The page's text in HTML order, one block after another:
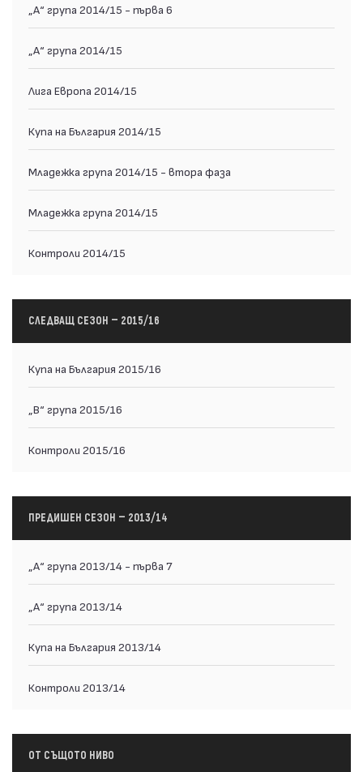
„А“ група 2014/15 - първа 6
„А“ група 2014/15
Лига Европа 2014/15
Купа на България 2014/15
Младежка група 2014/15 - втора фаза
Младежка група 2014/15
Контроли 2014/15
СЛЕДВАЩ СЕЗОН — 2015/16
Купа на България 2015/16
„В“ група 2015/16
Контроли 2015/16
ПРЕДИШЕН СЕЗОН — 2013/14
„А“ група 2013/14 - първа 7
„А“ група 2013/14
Купа на България 2013/14
Контроли 2013/14
ОТ СЪЩОТО НИВО